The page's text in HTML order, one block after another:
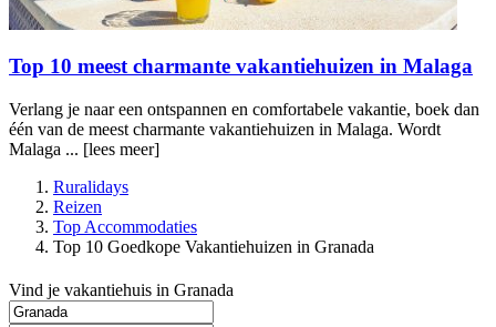
Top 10 meest charmante vakantiehuizen in Malaga
Verlang je naar een ontspannen en comfortabele vakantie, boek dan
één van de meest charmante vakantiehuizen in Malaga. Wordt
Malaga ... [lees meer]
Ruralidays
Reizen
Top Accommodaties
Top 10 Goedkope Vakantiehuizen in Granada
Vind je vakantiehuis in Granada